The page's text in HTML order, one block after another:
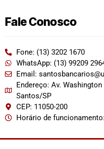
Fale Conosco
Fone: (13) 3202 1670
WhatsApp: (13) 99209
Email:
Endereço: Av.
Santos/SP
CEP: 11050-200
Horário de